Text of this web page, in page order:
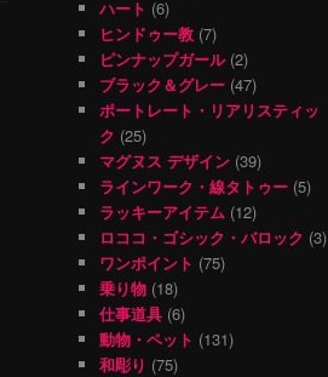
ハート (6)
ヒンドゥー教 (7)
ピンナップガール(2)
ブラック＆グレー (47)
ポートレート・リアリスティッ
ク (25)
マグヌス デザイン (39)
ラインワーク・線タトゥー (5)
ラッキーアイテム (12)
ロココ・ゴシック・バロック (3)
ワンポイント (75)
乗り物 (18)
仕事道具 (6)
動物・ペット (131)
和彫り (75)